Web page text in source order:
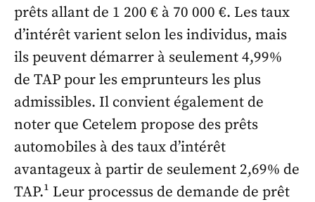
prêts allant de 1 200 € à 70 000 €. Les taux
d’intérêt varient selon les individus, mais
ils peuvent démarrer à seulement 4,99%
de TAP pour les emprunteurs les plus
admissibles. Il convient également de
noter que Cetelem propose des prêts
automobiles à des taux d’intérêt
avantageux à partir de seulement 2,69% de
TAP.¹ Leur processus de demande de prêt